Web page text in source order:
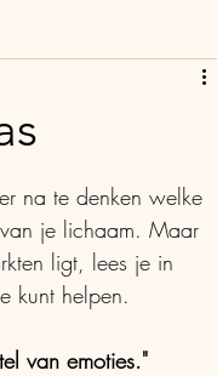
na te denken welke
je lichaam. Maar
ligt, lees je in
kunt helpen.
van emoties."